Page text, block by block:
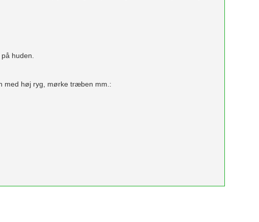
huden.
med høj ryg, mørke træben mm.: